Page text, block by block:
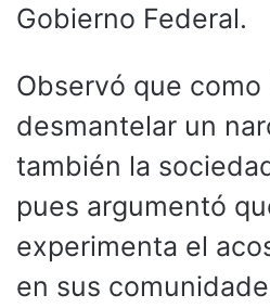
Gobierno Federal.
Observó que como
desmantelar un
también la
pues argumentó
experimenta el
en sus